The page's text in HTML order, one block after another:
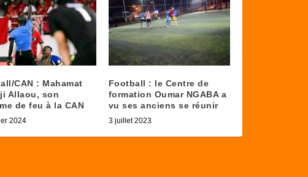
CAN : Mahamat
Allaou, son
de feu à la CAN
2024
Football : le Centre de
formation Oumar NGABA a
vu ses anciens se réunir
3 juillet 2023